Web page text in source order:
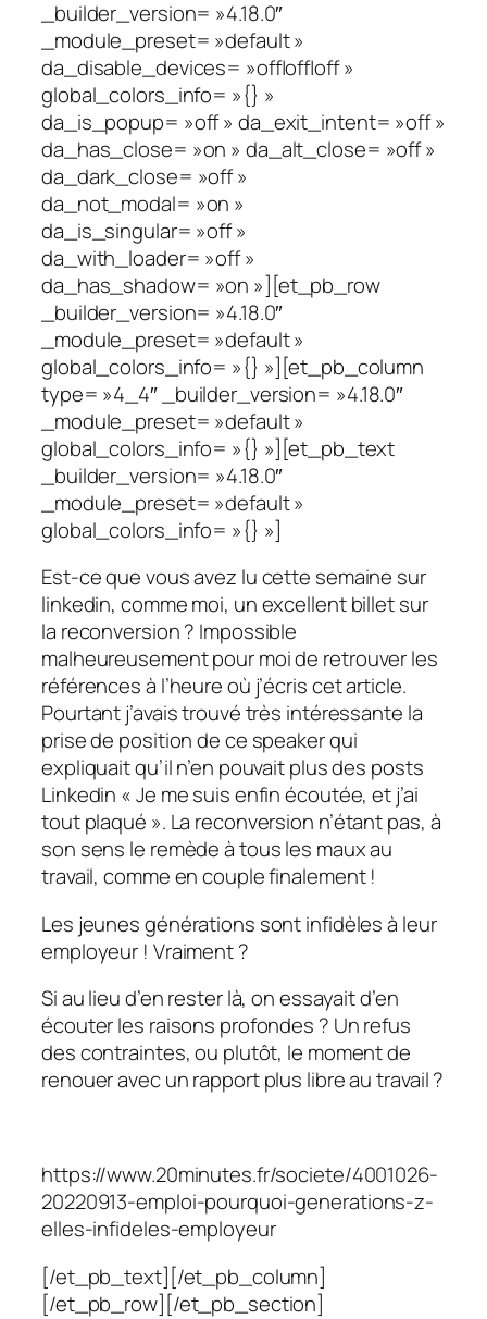
_builder_version= »4.18.0″
_module_preset= »default »
da_disable_devices= »off|off|off »
global_colors_info= »{} »
da_is_popup= »off » da_exit_intent= »off »
da_has_close= »on » da_alt_close= »off »
da_dark_close= »off »
da_not_modal= »on »
da_is_singular= »off »
da_with_loader= »off »
da_has_shadow= »on »][et_pb_row
_builder_version= »4.18.0″
_module_preset= »default »
global_colors_info= »{} »][et_pb_column
type= »4_4″ _builder_version= »4.18.0″
_module_preset= »default »
global_colors_info= »{} »][et_pb_text
_builder_version= »4.18.0″
_module_preset= »default »
global_colors_info= »{} »]
Est-ce que vous avez lu cette semaine sur
linkedin, comme moi, un excellent billet sur
la reconversion ? Impossible
malheureusement pour moi de retrouver les
références à l’heure où j’écris cet article.
Pourtant j’avais trouvé très intéressante la
prise de position de ce speaker qui
expliquait qu’il n’en pouvait plus des posts
Linkedin « Je me suis enfin écoutée, et j’ai
tout plaqué ». La reconversion n’étant pas, à
son sens le remède à tous les maux au
travail, comme en couple finalement !
Les jeunes générations sont infidèles à leur
employeur ! Vraiment ?
Si au lieu d’en rester là, on essayait d’en
écouter les raisons profondes ? Un refus
des contraintes, ou plutôt, le moment de
renouer avec un rapport plus libre au travail ?
https://www.20minutes.fr/societe/4001026-
20220913-emploi-pourquoi-generations-z-
elles-infideles-employeur
[/et_pb_text][/et_pb_column]
[/et_pb_row][/et_pb_section]